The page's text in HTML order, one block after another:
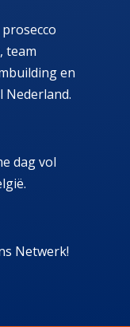
team
en
Nederland.
dag vol
Netwerk!